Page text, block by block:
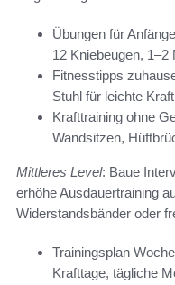
Übungen für
12 Kniebeugen, 1–2
Fitnesstipps
Stuhl für leichte
Krafttraining ohne
Wandsitzen,
Mittleres Level: Baue
erhöhe Ausdauertraining
Widerstandsbänder oder
Trainingsplan
Krafttage, tägliche